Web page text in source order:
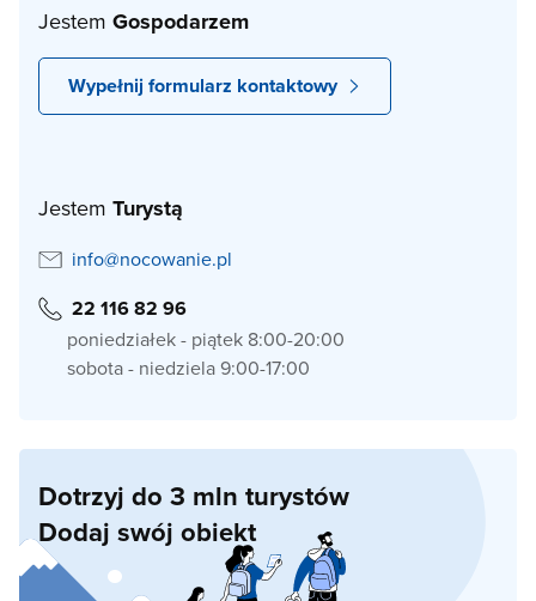
Jestem Gospodarzem
Wypełnij formularz kontaktowy
Jestem Turystą
info@nocowanie.pl
22 116 82 96
poniedziałek - piątek 8:00-20:00
sobota - niedziela 9:00-17:00
Dotrzyj do 3 mln turystów
Dodaj swój obiekt